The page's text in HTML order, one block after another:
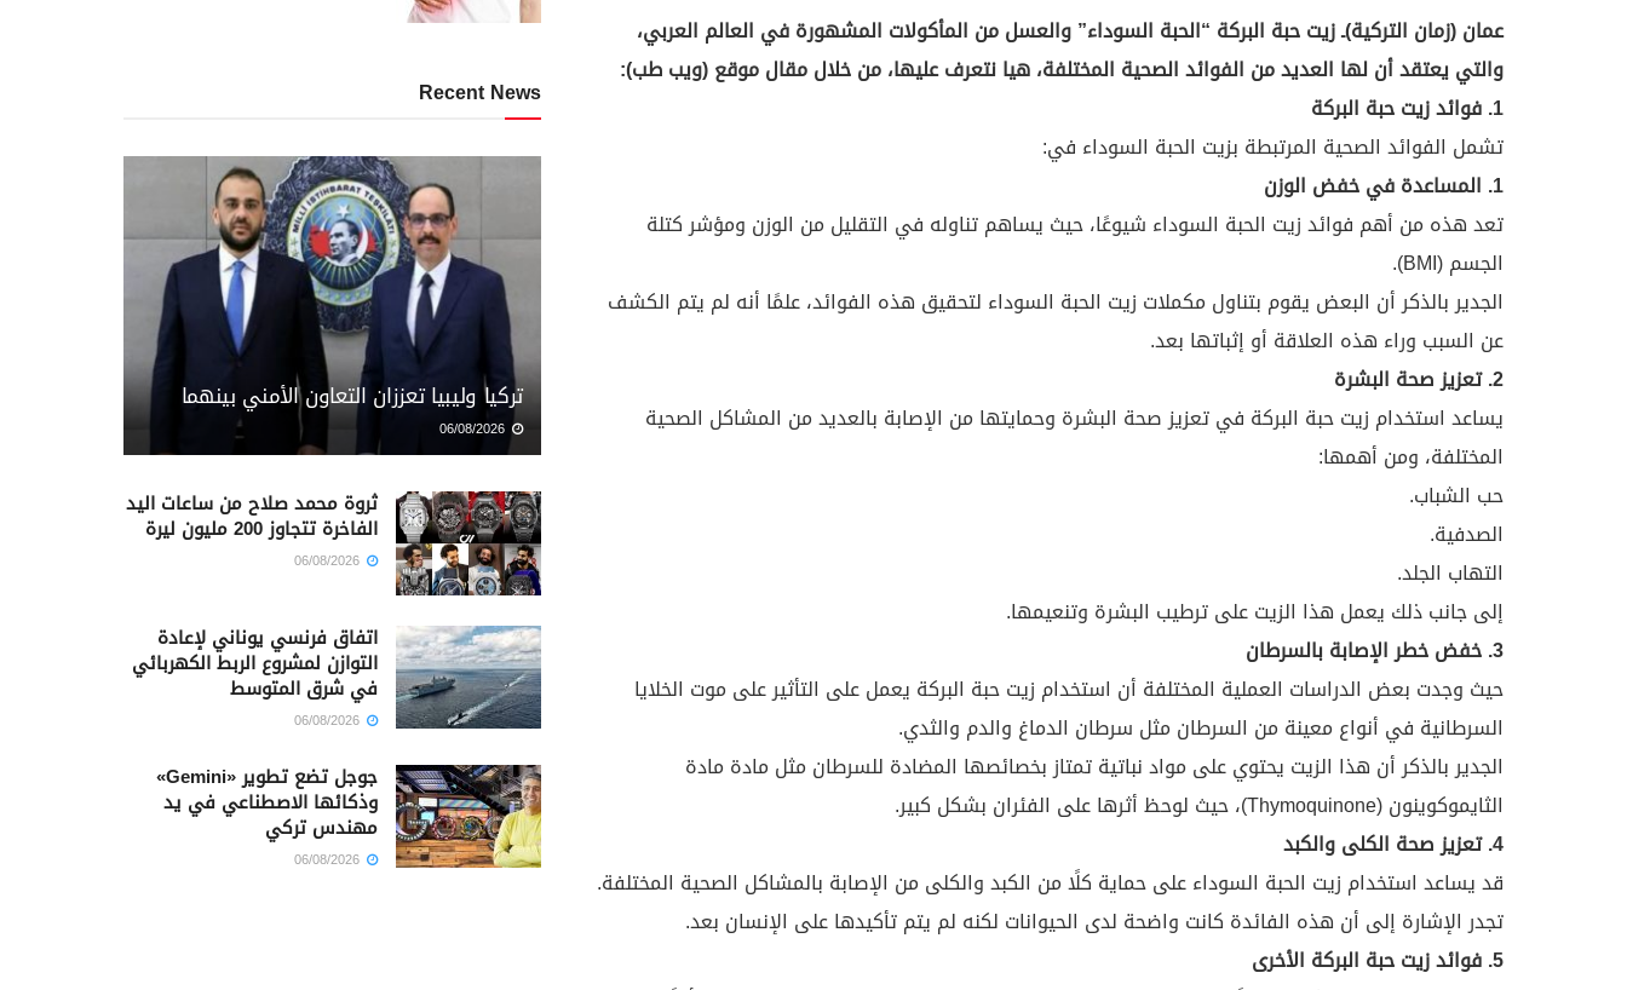
عمان (زمان التركية)ـ زيت حبة البركة “الحبة السوداء” والعسل من المأكولات المشهورة في العالم العربي،
والتي يعتقد أن لها العديد من الفوائد الصحية المختلفة، هيا نتعرف عليها، من خلال مقال موقع (ويب طب):
1. فوائد زيت حبة البركة
تشمل الفوائد الصحية المرتبطة بزيت الحبة السوداء في:
1. المساعدة في خفض الوزن
تعد هذه من أهم فوائد زيت الحبة السوداء شيوعًا، حيث يساهم تناوله في التقليل من الوزن ومؤشر كتلة
الجسم (BMI).
الجدير بالذكر أن البعض يقوم بتناول مكملات زيت الحبة السوداء لتحقيق هذه الفوائد، علمًا أنه لم يتم الكشف
عن السبب وراء هذه العلاقة أو إثباتها بعد.
2. تعزيز صحة البشرة
يساعد استخدام زيت حبة البركة في تعزيز صحة البشرة وحمايتها من الإصابة بالعديد من المشاكل الصحية
المختلفة، ومن أهمها:
حب الشباب.
الصدفية.
التهاب الجلد.
إلى جانب ذلك يعمل هذا الزيت على ترطيب البشرة وتنعيمها.
3. خفض خطر الإصابة بالسرطان
حيث وجدت بعض الدراسات العملية المختلفة أن استخدام زيت حبة البركة يعمل على التأثير على موت الخلايا
السرطانية في أنواع معينة من السرطان مثل سرطان الدماغ والدم والثدي.
الجدير بالذكر أن هذا الزيت يحتوي على مواد نباتية تمتاز بخصائصها المضادة للسرطان مثل مادة مادة
الثايموكوينون (Thymoquinone)، حيث لوحظ أثرها على الفئران بشكل كبير.
4. تعزيز صحة الكلى والكبد
قد يساعد استخدام زيت الحبة السوداء على حماية كلًا من الكبد والكلى من الإصابة بالمشاكل الصحية المختلفة.
تجدر الإشارة إلى أن هذه الفائدة كانت واضحة لدى الحيوانات لكنه لم يتم تأكيدها على الإنسان بعد.
5. فوائد زيت حبة البركة الأخرى
Recent News
تركيا وليبيا تعززان التعاون الأمني بينهما
ثروة محمد صلاح من ساعات اليد
الفاخرة تتجاوز 200 مليون ليرة
اتفاق فرنسي يوناني لإعادة
التوازن لمشروع الربط الكهربائي
في شرق المتوسط
جوجل تضع تطوير «Gemini»
وذكائها الاصطناعي في يد
مهندس تركي